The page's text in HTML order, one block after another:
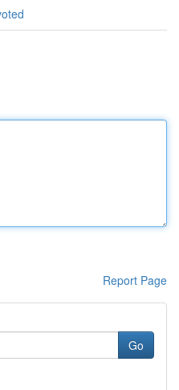
Report Page
Go